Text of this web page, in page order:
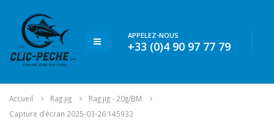
APPELEZ-NOUS
+33 (0)4 90 97 77 79
Accueil Rag jig
Rag jig - 20g/BM
Capture d’écran 2025-03-26 145932